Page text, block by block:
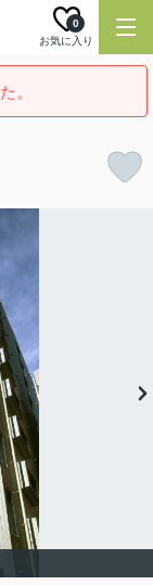
お気に入り
0
。